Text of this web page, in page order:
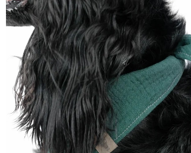
PÄLSVÅRD
KATT
KATTFODER
TORRFODER